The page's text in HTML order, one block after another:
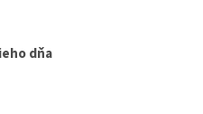
dňa